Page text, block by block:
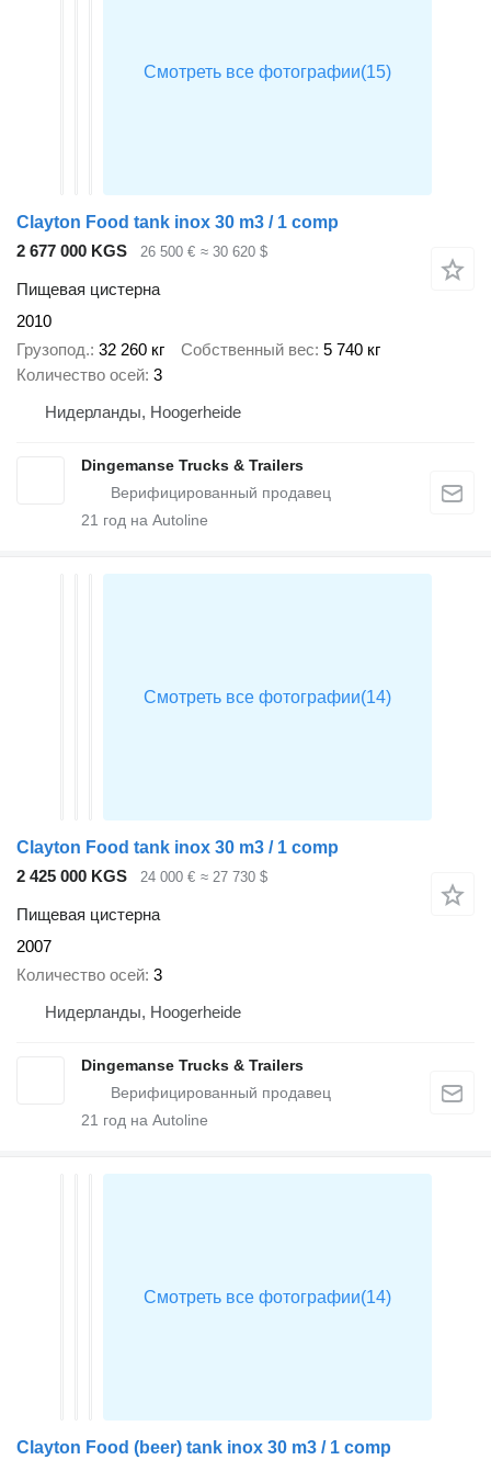
Clayton Food tank inox 30 m3 / 1 comp
2 677 000 KGS
26 500 € ≈ 30 620 $
Пищевая цистерна
2010
Грузопод. 32 260 кг Собственный вес 5 740 кг
Количество осей 3
Нидерланды, Hoogerheide
Dingemanse Trucks & Trailers
21 год на Autoline
Clayton Food tank inox 30 m3 / 1 comp
2 425 000 KGS
24 000 € ≈ 27 730 $
Пищевая цистерна
2007
Количество осей 3
Нидерланды, Hoogerheide
Dingemanse Trucks & Trailers
21 год на Autoline
Clayton Food (beer) tank inox 30 m3 / 1 comp